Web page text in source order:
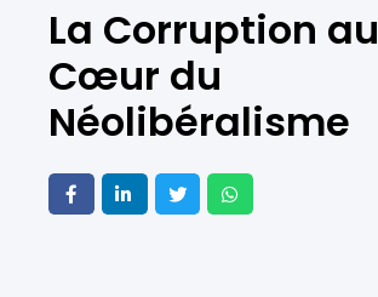
La Corruption au
Cœur du
Néolibéralisme